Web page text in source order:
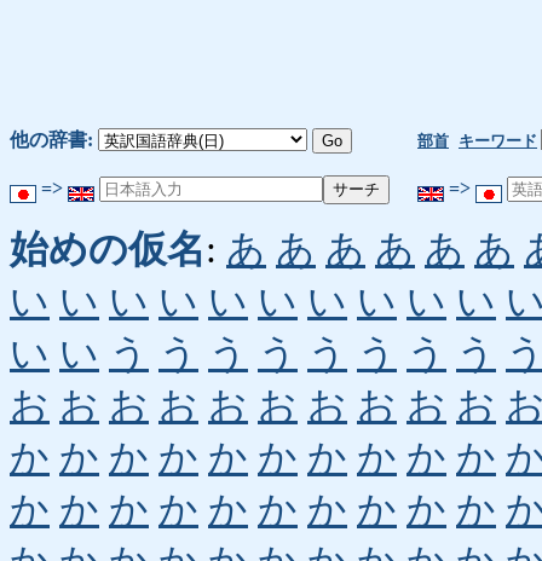
他の辞書: 部首 キーワード
=> =>
始めの仮名: あ あ あ あ あ あ
い い い い い い い い い い
い い う う う う う う う う
お お お お お お お お お お
か か か か か か か か か か
か か か か か か か か か か